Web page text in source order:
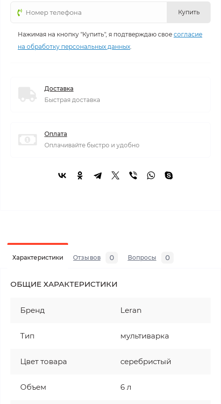
Купить
Нажимая на кнопку "Купить", я подтверждаю свое согласие
на обработку персональных данных
Доставка
Быстрая доставка
Оплата
Оплачивайте быстро и удобно
Характеристики Отзывов 0 Вопросы 0
ОБЩИЕ ХАРАКТЕРИСТИКИ
Бренд Leran
Тип мультиварка
Цвет товара серебристый
Объем 6 л